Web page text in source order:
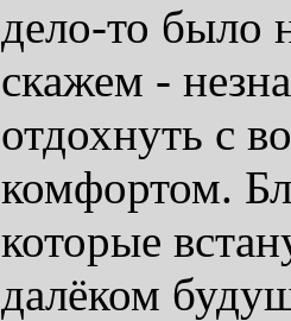
дело-то было
скажем -
отдохнуть с
комфортом.
которые
далёком